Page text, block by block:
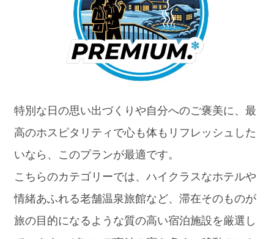
特別な日の思い出づくりや自分へのご褒美に、最
高のホスピタリティで心も体もリフレッシュした
いなら、このプランが最適です。
こちらのカテゴリーでは、ハイクラスなホテルや
情緒あふれる老舗温泉旅館など、滞在そのものが
旅の目的になるような質の高い宿泊施設を厳選し